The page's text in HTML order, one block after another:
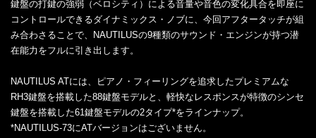
鍵盤の打鍵の強弱（ベロシティ）による音量や音色の変化具合を即座に
コントロールできるダイナミックス・ノブに、今回アフタータッチが組
み合わさることで、NAUTILUSの9種類のサウンド・エンジンが持つ潜
在能力をフルに引き出します。
NAUTILUS ATには、ピアノ・フィーリングを追求したプレミアムな
RH3鍵盤を搭載した88鍵盤モデルと、軽快なレスポンスが特徴のシンセ
鍵盤を搭載した61鍵盤モデルの2タイプ*をラインナップ。
*NAUTILUS-73にATバージョンはございません。